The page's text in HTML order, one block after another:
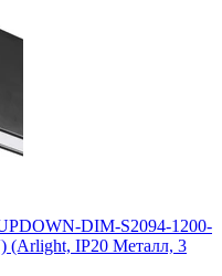
DIM-S2094-1200-
(Arlight, IP20 Металл, 3